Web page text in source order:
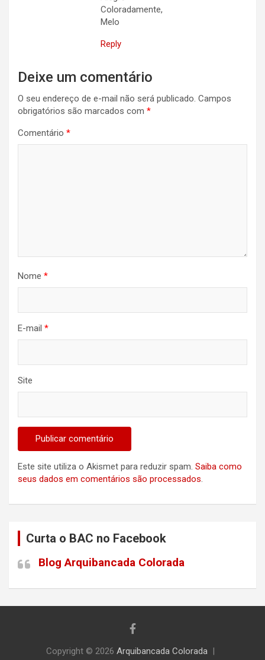
Coloradamente,
Melo
Reply
Deixe um comentário
O seu endereço de e-mail não será publicado. Campos
obrigatórios são marcados com *
Comentário *
Nome *
E-mail *
Site
Este site utiliza o Akismet para reduzir spam. Saiba como
seus dados em comentários são processados.
Curta o BAC no Facebook
Blog Arquibancada Colorada
Copyright © 2026 Arquibancada Colorada